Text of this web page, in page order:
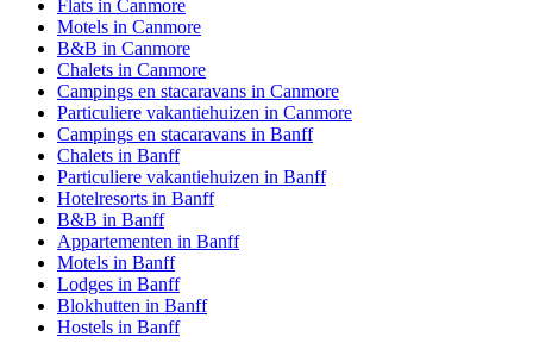
Flats in Canmore
Motels in Canmore
B&B in Canmore
Chalets in Canmore
Campings en stacaravans in Canmore
Particuliere vakantiehuizen in Canmore
Campings en stacaravans in Banff
Chalets in Banff
Particuliere vakantiehuizen in Banff
Hotelresorts in Banff
B&B in Banff
Appartementen in Banff
Motels in Banff
Lodges in Banff
Blokhutten in Banff
Hostels in Banff